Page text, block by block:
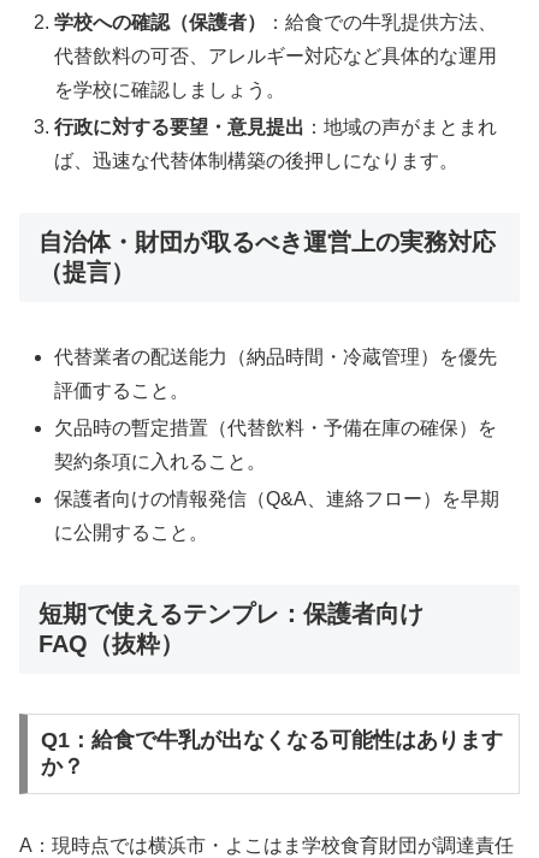
学校への確認（保護者）
：給食での牛乳提供方法、
代替飲料の可否、アレルギー対応など具体的な運用
を学校に確認しましょう。
行政に対する要望・意見提出 ：地域の声がまとまれ
ば、迅速な代替体制構築の後押しになります。
自治体・財団が取るべき運営上の実務対応
（提言）
代替業者の配送能力（納品時間・冷蔵管理）を優先
評価すること。
欠品時の暫定措置（代替飲料・予備在庫の確保）を
契約条項に入れること。
保護者向けの情報発信（Q&A、連絡フロー）を早期
に公開すること。
短期で使えるテンプレ：保護者向け
FAQ（抜粋）
Q1：給食で牛乳が出なくなる可能性はあります
か？
A：現時点では横浜市・よこはま学校食育財団が調達責任